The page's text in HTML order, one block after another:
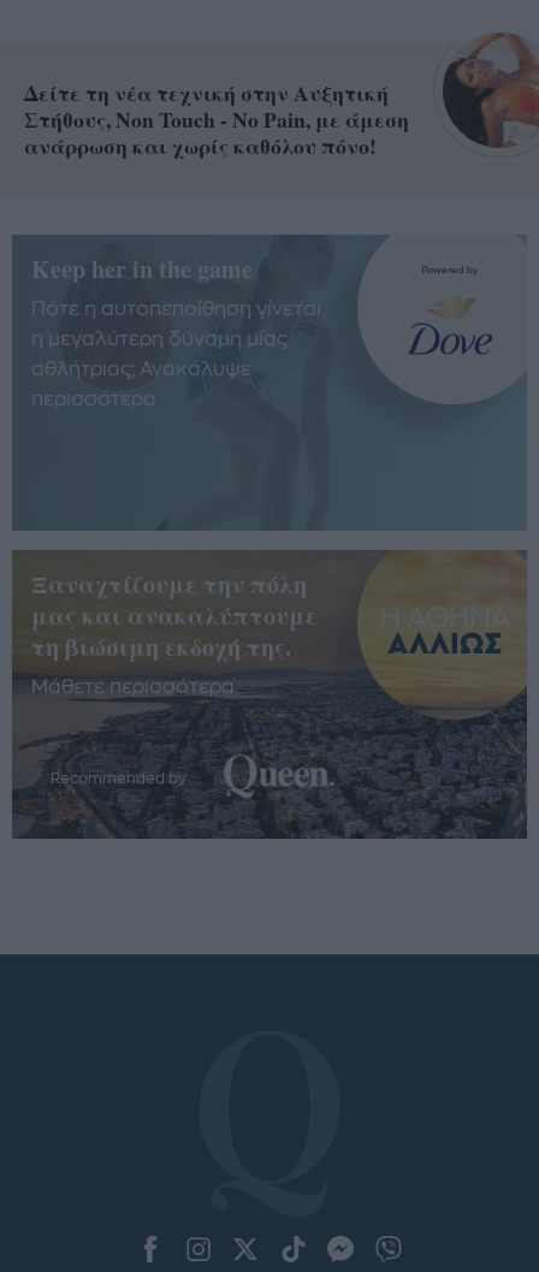
Δείτε τη νέα τεχνική στην Αυξητική
Στήθους, Non Touch - No Pain, με άμεση
ανάρρωση και χωρίς καθόλου πόνο!
Keep her in the game
Πότε η αυτοπεποίθηση γίνεται
η μεγαλύτερη δύναμη μίας
αθλήτριας; Ανακάλυψε
περισσότερα
Ξαναχτίζουμε την πόλη
μας και ανακαλύπτουμε
τη βιώσιμη εκδοχή της.
Μάθετε περισσότερα
Recommended by